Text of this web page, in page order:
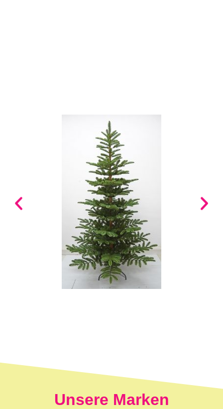
Unsere Marken